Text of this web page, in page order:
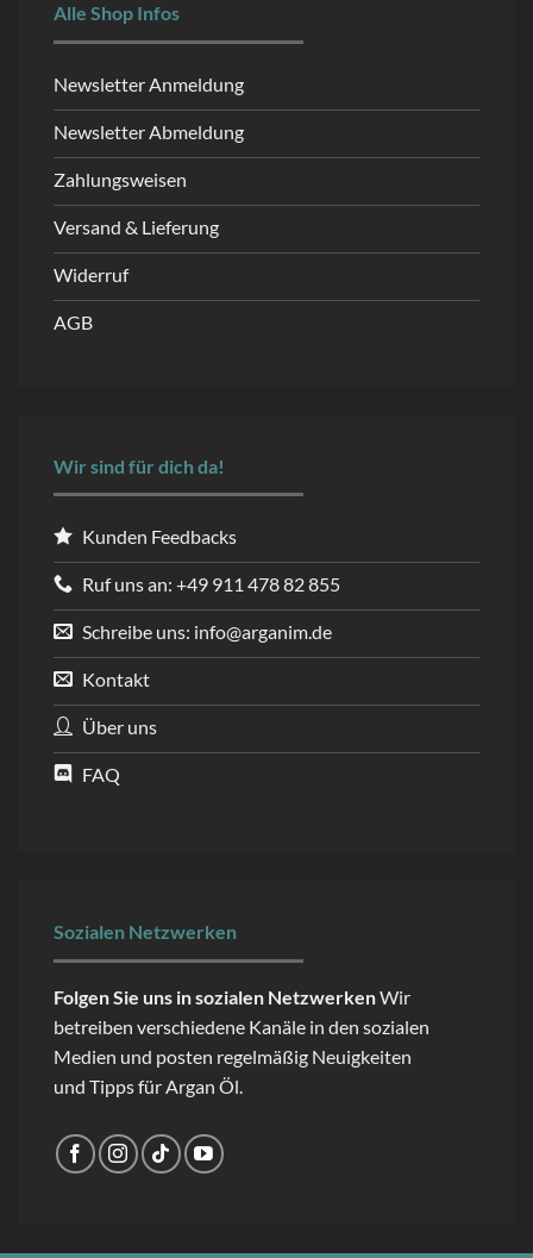
Alle Shop Infos
Newsletter Anmeldung
Newsletter Abmeldung
Zahlungsweisen
Versand & Lieferung
Widerruf
AGB
Wir sind für dich da!
Kunden Feedbacks
Ruf uns an: +49 911 478 82 855
Schreibe uns: info@arganim.de
Kontakt
Über uns
FAQ
Sozialen Netzwerken
Folgen Sie uns in sozialen NetzwerkenWir
betreiben verschiedene Kanäle in den sozialen
Medien und posten regelmäßig Neuigkeiten
und Tipps für Argan Öl.